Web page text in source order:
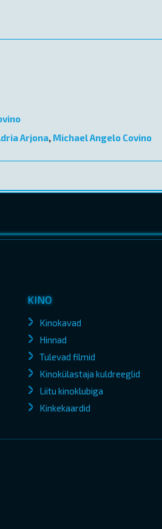
Arjona, Michael Angelo Covino
KINO
Kinokavad
Hinnad
Tulevad filmid
Kinokülastaja kuldreeglid
Liitu kinoklubiga
Kinkekaardid